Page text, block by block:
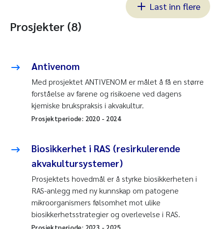
Last inn flere
Prosjekter (8)
Antivenom
Med prosjektet ANTIVENOM er målet å få en større
forståelse av farene og risikoene ved dagens
kjemiske brukspraksis i akvakultur.
Prosjektperiode: 2020- 2024
Biosikkerhet i RAS (resirkulerende
akvakultursystemer)
Prosjektets hovedmål er å styrke biosikkerheten i
RAS-anlegg med ny kunnskap om patogene
mikroorganismers følsomhet mot ulike
biosikkerhetsstrategier og overlevelse i RAS.